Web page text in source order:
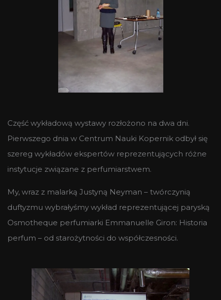
Część wykładową wystawy rozłożono na dwa dni.
Pierwszego dnia w Centrum Nauki Kopernik odbył się
szereg wykładów ekspertów reprezentujących różne
instytucje związane z perfumiarstwem.
My, wraz z malarką Justyną Neyman – twórczynią
duftyzmu wybrałyśmy wykład reprezentującej paryską
Osmotheque perfumiarki Emmanuelle Giron: Historia
perfum – od starożytności do współczesności.